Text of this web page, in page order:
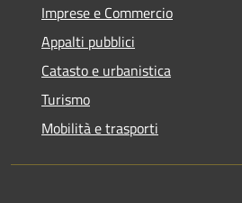
Imprese e Commercio
Appalti pubblici
Catasto e urbanistica
Turismo
Mobilità e trasporti